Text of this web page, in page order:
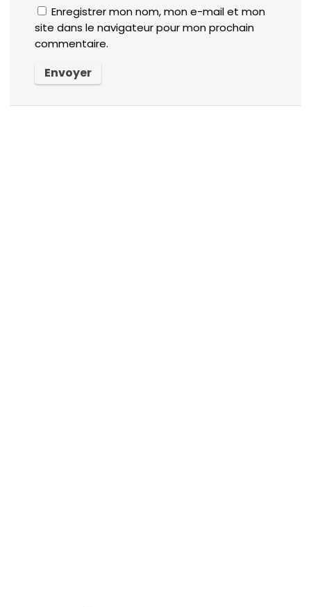
Enregistrer mon nom, mon e-mail et mon
site dans le navigateur pour mon prochain
commentaire.